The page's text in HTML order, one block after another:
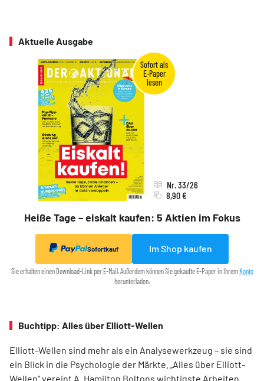
Aktuelle Ausgabe
Heiße Tage – eiskalt kaufen: 5 Aktien im Fokus
Nr. 33/26
8,90 €
Sofortkauf Im Shop kaufen
Sie erhalten einen Download-Link per E-Mail. Außerdem können Sie gekaufte E-Paper in IhremKonto
herunterladen.
Buchtipp: Alles über Elliott-Wellen
Elliott-Wellen sind mehr als ein Analysewerkzeug – sie sind
ein Blick in die Psychologie der Märkte. „Alles über Elliott-
Wellen“ vereint A. Hamilton Boltons wichtigste Arbeiten